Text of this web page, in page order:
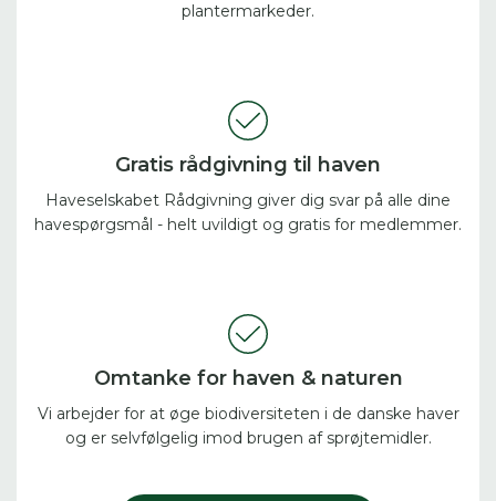
plantermarkeder.
Gratis rådgivning til haven
Haveselskabet Rådgivning giver dig svar på alle dine
havespørgsmål - helt uvildigt og gratis for medlemmer.
Omtanke for haven & naturen
Vi arbejder for at øge biodiversiteten i de danske haver
og er selvfølgelig imod brugen af sprøjtemidler.